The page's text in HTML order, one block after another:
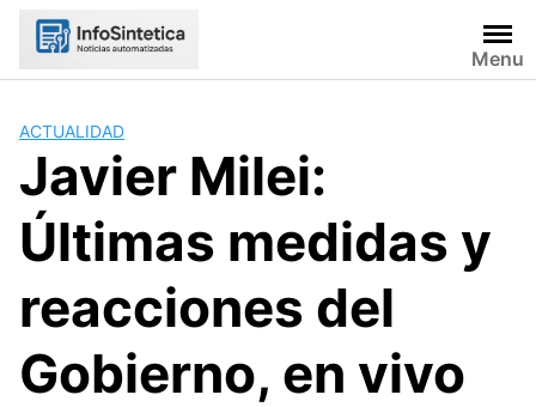
Skip
Menu
ACTUALIDAD
Javier Milei:
Últimas medidas y
reacciones del
Gobierno, en vivo